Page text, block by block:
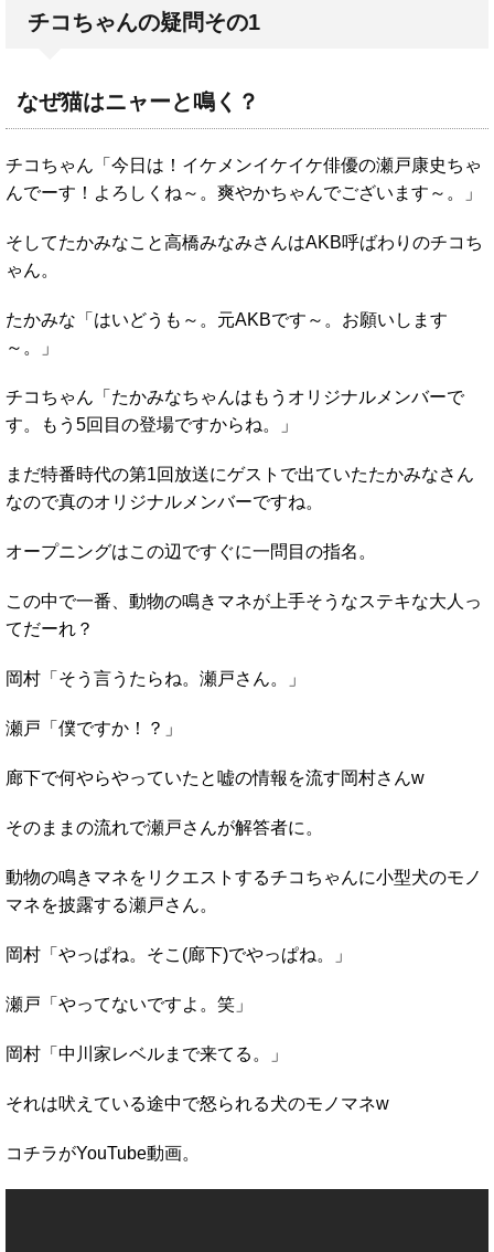
チコちゃんの疑問その1
なぜ猫はニャーと鳴く？
チコちゃん「今日は！イケメンイケイケ俳優の瀬戸康史ちゃ
んでーす！よろしくね～。爽やかちゃんでございます～。」
そしてたかみなこと高橋みなみさんはAKB呼ばわりのチコち
ゃん。
たかみな「はいどうも～。元AKBです～。お願いします
～。」
チコちゃん「たかみなちゃんはもうオリジナルメンバーで
す。もう5回目の登場ですからね。」
まだ特番時代の第1回放送にゲストで出ていたたかみなさん
なので真のオリジナルメンバーですね。
オープニングはこの辺ですぐに一問目の指名。
この中で一番、動物の鳴きマネが上手そうなステキな大人っ
てだーれ？
岡村「そう言うたらね。瀬戸さん。」
瀬戸「僕ですか！？」
廊下で何やらやっていたと嘘の情報を流す岡村さんw
そのままの流れで瀬戸さんが解答者に。
動物の鳴きマネをリクエストするチコちゃんに小型犬のモノ
マネを披露する瀬戸さん。
岡村「やっぱね。そこ(廊下)でやっぱね。」
瀬戸「やってないですよ。笑」
岡村「中川家レベルまで来てる。」
それは吠えている途中で怒られる犬のモノマネw
コチラがYouTube動画。